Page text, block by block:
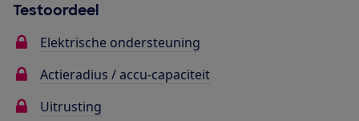
Testoordeel
Elektrische ondersteuning
Actieradius / accu-capaciteit
Uitrusting